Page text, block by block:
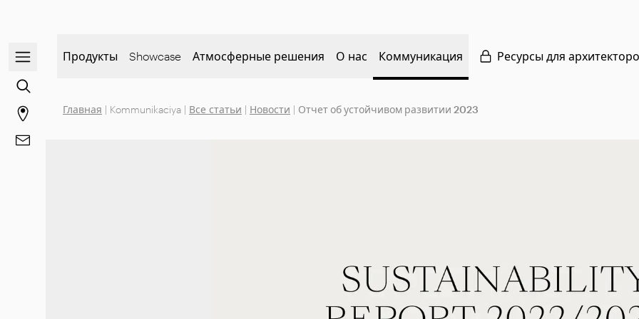
Открыть/закрыть меню навигации
Перейти к поиску контента
Перейти на страницу магазинов
Перейти к Контакты
Продукты Showcase Атмосферные решения О нас Коммуникация Ресурсы для
Главная | Kommunikaciya | Все статьи | Новости | Отчет об устойчивом развитии 2023